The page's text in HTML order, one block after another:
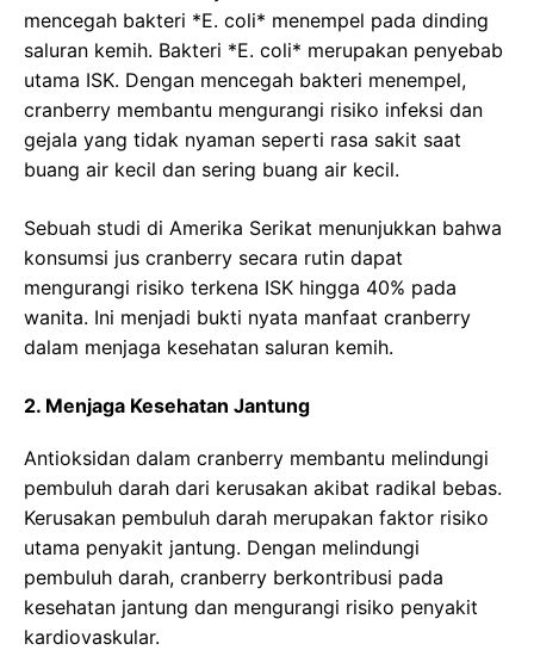
mencegah bakteri *E. coli* menempel pada dinding
saluran kemih. Bakteri *E. coli* merupakan penyebab
utama ISK. Dengan mencegah bakteri menempel,
cranberry membantu mengurangi risiko infeksi dan
gejala yang tidak nyaman seperti rasa sakit saat
buang air kecil dan sering buang air kecil.
Sebuah studi di Amerika Serikat menunjukkan bahwa
konsumsi jus cranberry secara rutin dapat
mengurangi risiko terkena ISK hingga 40% pada
wanita. Ini menjadi bukti nyata manfaat cranberry
dalam menjaga kesehatan saluran kemih.
2. Menjaga Kesehatan Jantung
Antioksidan dalam cranberry membantu melindungi
pembuluh darah dari kerusakan akibat radikal bebas.
Kerusakan pembuluh darah merupakan faktor risiko
utama penyakit jantung. Dengan melindungi
pembuluh darah, cranberry berkontribusi pada
kesehatan jantung dan mengurangi risiko penyakit
kardiovaskular.